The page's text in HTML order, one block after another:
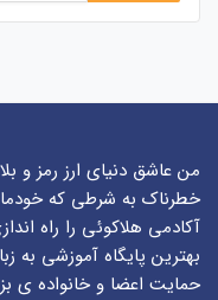
من عاشق دنیای ارز رمز و
خطرناک به شرطی که
آکادمی هلاکوئی را راه
بهترین پایگاه آموزشی به
حمایت اعضا و خانواده ی